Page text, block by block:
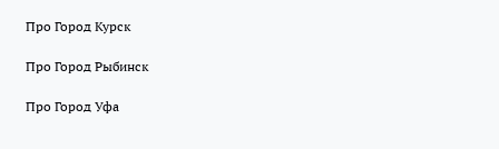
Про Город Курск
Про Город Рыбинск
Про Город Уфа